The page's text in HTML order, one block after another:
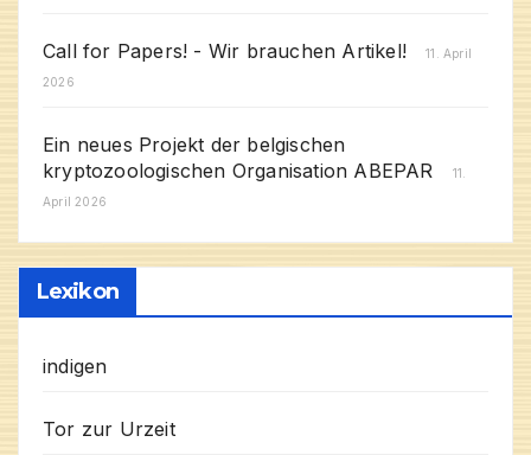
Call for Papers! - Wir brauchen Artikel!
11. April
2026
Ein neues Projekt der belgischen
kryptozoologischen Organisation ABEPAR
11.
April 2026
Lexikon
indigen
Tor zur Urzeit